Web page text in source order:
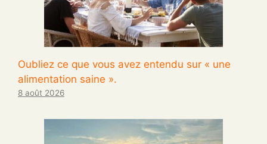
Oubliez ce que vous avez entendu sur « une
alimentation saine ».
8 août 2026